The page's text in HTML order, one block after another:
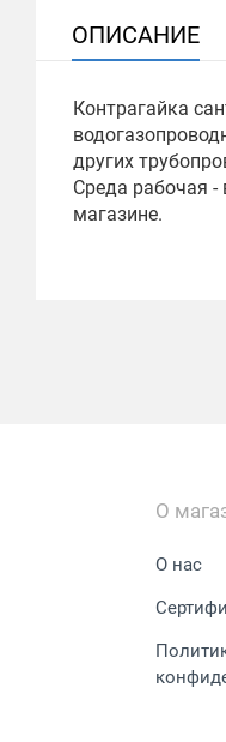
ОПИСАНИЕ
Контрагайка
других
Среда рабочая
магазине.
О
О нас